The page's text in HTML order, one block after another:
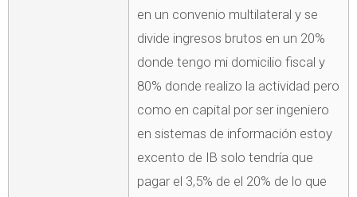
en un convenio multilateral y se
divide ingresos brutos en un 20%
donde tengo mi domicilio fiscal y
80% donde realizo la actividad pero
como en capital por ser ingeniero
en sistemas de información estoy
excento de IB solo tendría que
pagar el 3,5% de el 20% de lo que